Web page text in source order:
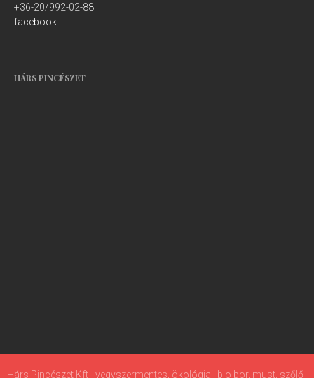
+36-20/992-02-88
facebook
HÁRS PINCÉSZET
Hárs Pincészet Kft - vegyszermentes, ökológiai, bio bor, must, szőlő